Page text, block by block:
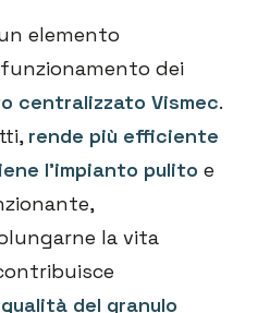
elemento
dei
centralizzato Vismec.
rende più efficiente
l’impianto pulito e
la vita
qualità del granulo